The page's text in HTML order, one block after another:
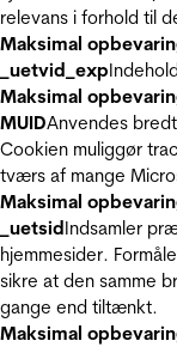
relevans i forhold til
Maksimal
_uetvid_exp
Maksimal
MUIDAnvendes
Cookien muliggør
tværs af mange
Maksimal
_uetsidIndsamler
hjemmesider.
sikre at den samme
gange end tiltænkt.
Maksimal